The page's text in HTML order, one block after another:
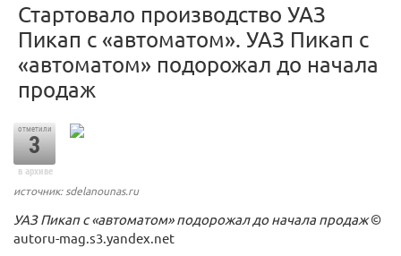
Стартовало производство УАЗ
Пикап с «автоматом». УАЗ Пикап с
«автоматом» подорожал до начала
продаж
отметили
3
в архиве
источник: sdelanounas.ru
УАЗ Пикап с «автоматом» подорожал до начала продаж©
autoru-mag.s3.yandex.net